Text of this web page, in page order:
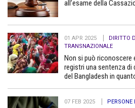
all’esame della
01 APR 2025
DIRITTO
TRANSNAZIONALE
Non si può riconoscere
registri una sentenza
del Bangladesh in
07 FEB 2025 PERSONE